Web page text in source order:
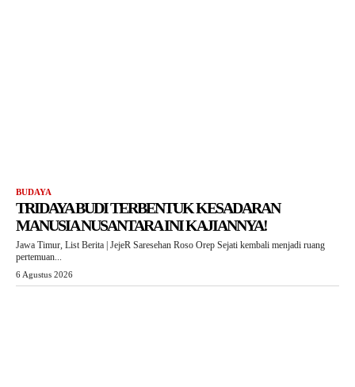
BUDAYA
TRIDAYA BUDI TERBENTUK KESADARAN
MANUSIA NUSANTARA INI KAJIANNYA!
Jawa Timur, List Berita | JejeR Saresehan Roso Orep Sejati kembali menjadi ruang
pertemuan...
6 Agustus 2026